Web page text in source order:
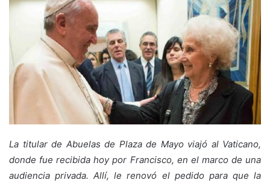
La titular de Abuelas de Plaza de Mayo viajó al Vaticano,
donde fue recibida hoy por Francisco, en el marco de una
audiencia privada. Allí, le renovó el pedido para que la